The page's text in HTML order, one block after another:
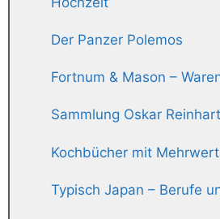
Der Panzer Polemos
Fortnum & Mason –
Sammlung Oskar
Kochbücher mit Mehrwert
Typisch Japan – Berufe